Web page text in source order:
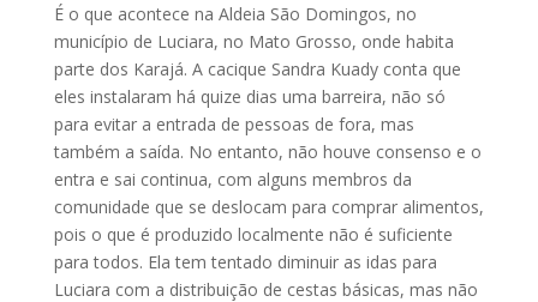
É o que acontece na Aldeia São Domingos, no
município de Luciara, no Mato Grosso, onde habita
parte dos Karajá. A cacique Sandra Kuady conta que
eles instalaram há quize dias uma barreira, não só
para evitar a entrada de pessoas de fora, mas
também a saída. No entanto, não houve consenso e o
entra e sai continua, com alguns membros da
comunidade que se deslocam para comprar alimentos,
pois o que é produzido localmente não é suficiente
para todos. Ela tem tentado diminuir as idas para
Luciara com a distribuição de cestas básicas, mas não